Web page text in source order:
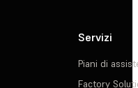
Servizi
Piani di
Factory